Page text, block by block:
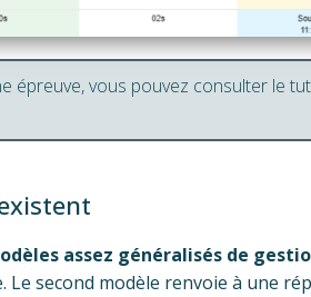
épreuve, vous pouvez consulter le
assez généralisés de
Le second modèle renvoie à une